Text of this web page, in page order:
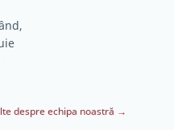
despre echipa noastră →